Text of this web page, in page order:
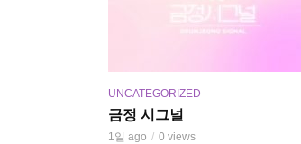
UNCATEGORIZED
금정 시그널
1일 ago 0 views